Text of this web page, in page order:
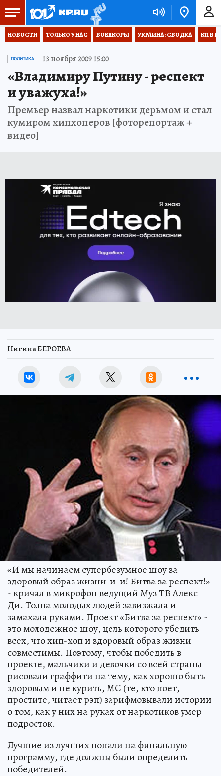
НОВОСТИ ТОЛЬКО У НАС ВОЕНКОРЫ УКРАИНА: СВОДКА КП В
ПОЛИТИКА 13 ноября 2009 15:00
«Владимиру Путину - респект
и уважуха!»
Премьер назвал наркотики дерьмом и стал
кумиром хипхоперов [фоторепортаж +
видео]
Нигина БЕРОЕВА
«И мы начинаем супербезумное шоу за
здоровый образ жизни-и-и! Битва за респект!»
- кричал в микрофон ведущий Муз ТВ Алекс
Ди. Толпа молодых людей завизжала и
замахала руками. Проект «Битва за респект» -
это молодежное шоу, цель которого убедить
всех, что хип-хоп и здоровый образ жизни
совместимы. Поэтому, чтобы победить в
проекте, мальчики и девочки со всей страны
рисовали граффити на тему, как хорошо быть
здоровым и не курить, MC (те, кто поет,
простите, читает рэп) зарифмовывали истории
о том, как у них на руках от наркотиков умер
подросток.
Лучшие из лучших попали на финальную
программу, где должны были определить
победителей.